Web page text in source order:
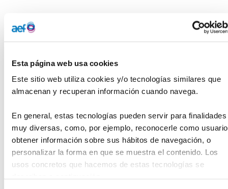
Esta página web usa cookies
Este sitio web utiliza cookies y/o tecnologías similares que
almacenan y recuperan información cuando navega.
En general, estas tecnologías pueden servir para finalidades
muy diversas, como, por ejemplo, reconocerle como
obtener información sobre sus hábitos de navegación, o
personalizar la forma en que se muestra el contenido. Los
usos concretos que hacemos de estas tecnologías se
GRUPO DE CLASIFICACIÓN PROFESIONAL(según
Comunes”.
PLAZO DE ADMISIÓN DE CANDIDATURAS:
Toda la información sobre la convocatoria aquí:
https://www.museolazarogaldiano.es/fundacion/empleo-y-
becas/empleo/convocatoria-2-oficiales-gestion-servicios-
comunes